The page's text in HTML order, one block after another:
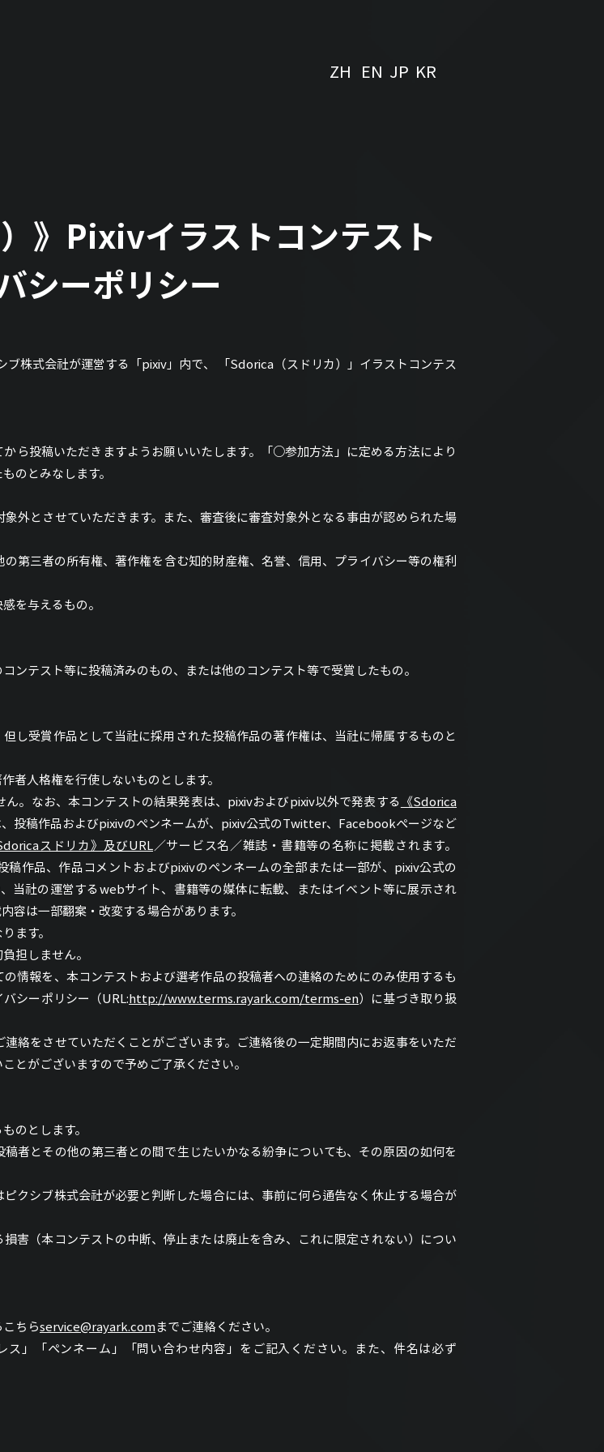
ZH EN JP KR
》Pixivイラストコンテスト
シーポリシー
株式会社が運営する「pixiv」内で、 「Sdorica（スドリカ）」イラストコンテス
ら投稿いただきますようお願いいたします。「○参加方法」に定める方法により
のとみなします。
外とさせていただきます。また、審査後に審査対象外となる事由が認められた場
第三者の所有権、著作権を含む知的財産権、名誉、信用、プライバシー等の権利
を与えるもの。
ンテスト等に投稿済みのもの、または他のコンテスト等で受賞したもの。
し受賞作品として当社に採用された投稿作品の著作権は、当社に帰属するものと
者人格権を行使しないものとします。
。なお、本コンテストの結果発表は、pixivおよびpixiv以外で発表する
《Sdorica
、投稿作品およびpixivのペンネームが、pixiv公式のTwitter、Facebookページなど
スドリカ》及びURL ／サービス名／雑誌・書籍等の名称に掲載されます。
稿作品、作品コメントおよびpixivのペンネームの全部または一部が、pixiv公式の
社の運営するwebサイト、書籍等の媒体に転載、またはイベント等に展示され
容は一部翻案・改変する場合があります。
ます。
担しません。
情報を、本コンテストおよび選考作品の投稿者への連絡のためにのみ使用するも
シーポリシー（URL: http://www.terms.rayark.com/terms-en）に基づき取り扱
絡をさせていただくことがございます。ご連絡後の一定期間内にお返事をいただ
とがございますので予めご了承ください。
のとします。
者とその他の第三者との間で生じたいかなる紛争についても、その原因の如何を
クシブ株式会社が必要と判断した場合には、事前に何ら通告なく休止する場合が
害（本コンテストの中断、停止または廃止を含み、これに限定されない）につい
ちらservice@rayark.com までご連絡ください。
ス」「ペンネーム」「問い合わせ内容」をご記入ください。また、件名は必ず